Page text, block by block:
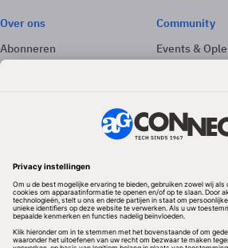
Over ons
Abonneren
Adverteren
Community
Events &
Volg ons
Redactionele partner